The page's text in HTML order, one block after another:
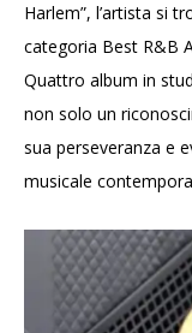
Harlem”, l’artista si
categoria Best R&B
Quattro album in
non solo un
sua perseveranza e
musicale